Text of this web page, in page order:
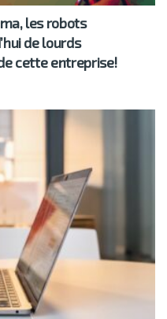
les robots
de lourds
cette entreprise!